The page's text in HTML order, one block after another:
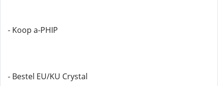
- Koop a-PHIP
- Bestel EU/KU Crystal